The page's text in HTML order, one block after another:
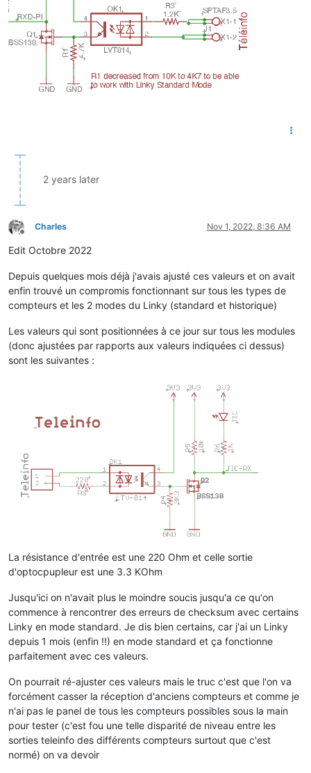
2 years later
Offline
Charles Nov 1, 2022, 8:36 AM
Edit Octobre 2022
Depuis quelques mois déjà j'avais ajusté ces valeurs et on avait
enfin trouvé un compromis fonctionnant sur tous les types de
compteurs et les 2 modes du Linky (standard et historique)
Les valeurs qui sont positionnées à ce jour sur tous les modules
(donc ajustées par rapports aux valeurs indiquées ci dessus)
sont les suivantes :
La résistance d'entrée est une 220 Ohm et celle sortie
d'optocpupleur est une 3.3 KOhm
Jusqu'ici on n'avait plus le moindre soucis jusqu'a ce qu'on
commence à rencontrer des erreurs de checksum avec certains
Linky en mode standard. Je dis bien certains, car j'ai un Linky
depuis 1 mois (enfin !!) en mode standard et ça fonctionne
parfaitement avec ces valeurs.
On pourrait ré-ajuster ces valeurs mais le truc c'est que l'on va
forcément casser la réception d'anciens compteurs et comme je
n'ai pas le panel de tous les compteurs possibles sous la main
pour tester (c'est fou une telle disparité de niveau entre les
sorties teleinfo des différents compteurs surtout que c'est
normé) on va devoir